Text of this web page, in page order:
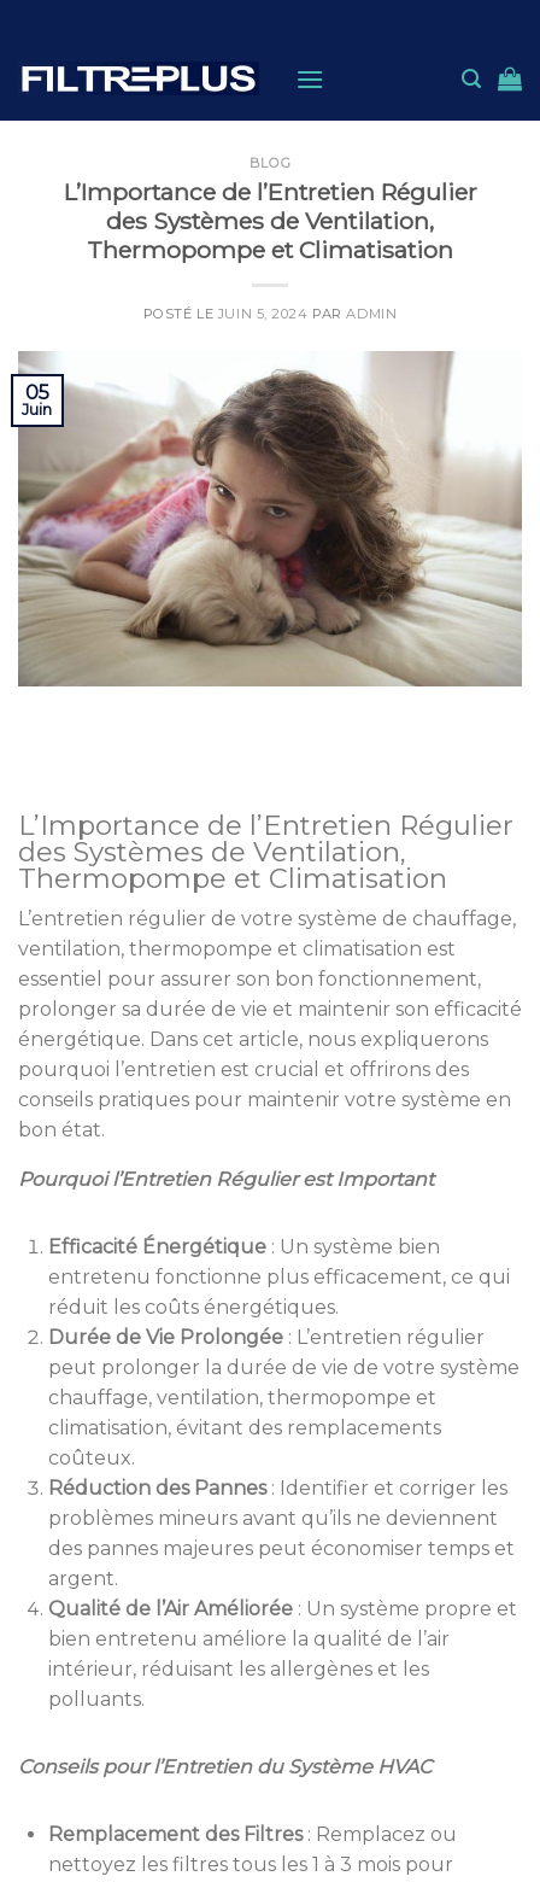
content
BLOG
L’Importance de l’Entretien Régulier
des Systèmes de Ventilation,
Thermopompe et Climatisation
POSTÉ LEJUIN 5, 2024 PARADMIN
05
Juin
L’Importance de l’Entretien Régulier
des Systèmes de Ventilation,
Thermopompe et Climatisation
L’entretien régulier de votre système de chauffage,
ventilation, thermopompe et climatisation est
essentiel pour assurer son bon fonctionnement,
prolonger sa durée de vie et maintenir son efficacité
énergétique. Dans cet article, nous expliquerons
pourquoi l’entretien est crucial et offrirons des
conseils pratiques pour maintenir votre système en
bon état.
Pourquoi l’Entretien Régulier est Important
Efficacité Énergétique : Un système bien
entretenu fonctionne plus efficacement, ce qui
réduit les coûts énergétiques.
Durée de Vie Prolongée : L’entretien régulier
peut prolonger la durée de vie de votre système
chauffage, ventilation, thermopompe et
climatisation, évitant des remplacements
coûteux.
Réduction des Pannes: Identifier et corriger les
problèmes mineurs avant qu’ils ne deviennent
des pannes majeures peut économiser temps et
argent.
Qualité de l’Air Améliorée : Un système propre et
bien entretenu améliore la qualité de l’air
intérieur, réduisant les allergènes et les
polluants.
Conseils pour l’Entretien du Système HVAC
Remplacement des Filtres: Remplacez ou
nettoyez les filtres tous les 1 à 3 mois pour